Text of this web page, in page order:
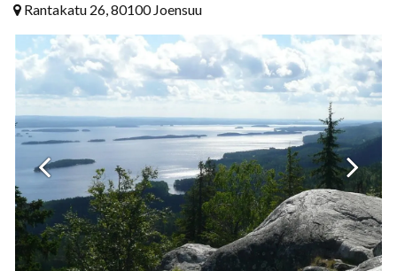
Rantakatu 26, 80100 Joensuu